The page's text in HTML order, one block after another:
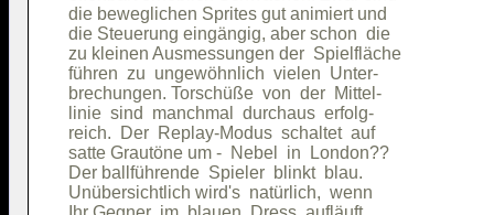
die beweglichen Sprites gut animiert und
die Steuerung eingängig, aber schon  die
zu kleinen Ausmessungen der  Spielfläche
führen  zu  ungewöhnlich  vielen  Unter-
brechungen. Torschüße  von  der  Mittel-
linie  sind  manchmal  durchaus  erfolg-
reich.  Der  Replay-Modus  schaltet  auf
satte Grautöne um -  Nebel  in  London??
Der ballführende  Spieler  blinkt  blau.
Unübersichtlich wird's  natürlich,  wenn